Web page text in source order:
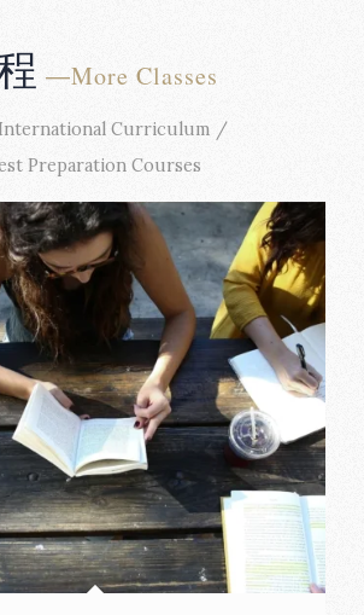
―More Classes
International Curriculum /
Preparation Courses